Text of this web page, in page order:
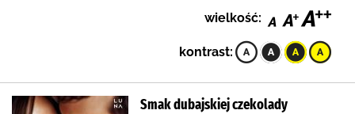
wielkość:
kontrast:
Smak dubajskiej czekolady